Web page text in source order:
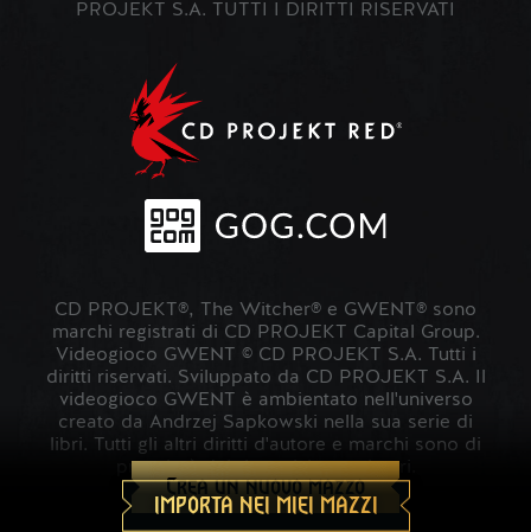
Crea un nuovo mazzo
IMPORTA NEI MIEI MAZZI
PROJEKT S.A. TUTTI I DIRITTI RISERVATI
CD PROJEKT®, The Witcher® e GWENT® sono
marchi registrati di CD PROJEKT Capital Group.
Videogioco GWENT © CD PROJEKT S.A. Tutti i
diritti riservati. Sviluppato da CD PROJEKT S.A. Il
videogioco GWENT è ambientato nell'universo
creato da Andrzej Sapkowski nella sua serie di
libri. Tutti gli altri diritti d'autore e marchi sono di
proprietà dei rispettivi proprietari.